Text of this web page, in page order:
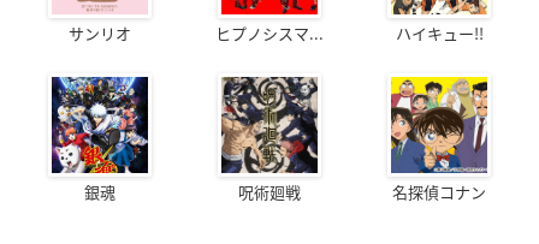
サンリオ ヒプノシスマ... ハイキュー!!
銀魂 呪術廻戦 名探偵コナン